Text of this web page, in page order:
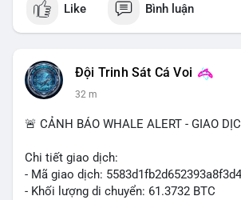
#vlikevn #titanbot
Like Bình luận
Đội Trinh Sát Cá Voi
32 m
🚨 CẢNH BÁO WHALE ALERT - GIAO
Chi tiết giao dịch:
- Mã giao dịch:
- Khối lượng di chuyển: 61.3732 BTC